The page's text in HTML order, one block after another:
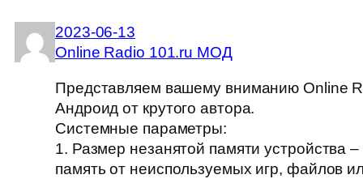
2023-06-13
Online Radio 101.ru МОД
Представляем вашему вниманию Online
Андроид от крутого автора.
Системные параметры:
1. Размер незанятой памяти устройства
память от неиспользуемых игр, файлов